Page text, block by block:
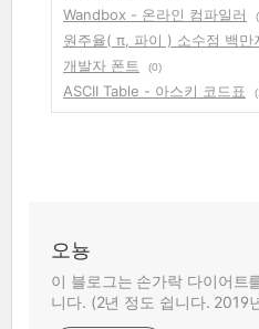
Wandbox - 온라인 컴파일러
원주율( π, 파이 ) 소수점 백만
개발자 폰트
(0)
ASCII Table - 아스키 코드표
오뇽
이 블로그는 손가락 다이어트
니다. (2년 정도 쉽니다. 2019